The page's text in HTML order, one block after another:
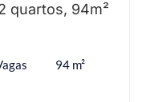
quartos, 94m²
94 m²